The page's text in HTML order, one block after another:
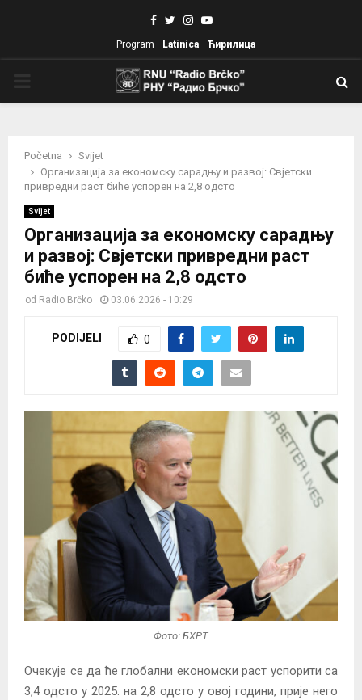
Facebook
TwitterInstagram
Youtube
Program Latinica Ћирилица
Početna
Svijet
Организација за економску сарадњу и развој: Свјетски
привредни раст биће успорен на 2,8 одсто
Svijet
Организација за економску сарадњу
и развој: Свјетски привредни раст
биће успорен на 2,8 одсто
od Radio Brčko 03.06.2026 - 10:29
PODIJELI 0
Фото: БХРТ
Очекује се да ће глобални економски раст успорити са
3,4 одсто у 2025. на 2,8 одсто у овој години, прије него